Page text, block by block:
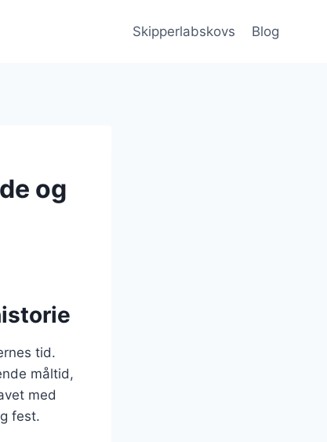
Skipperlabskovs Blog
og
tid.
måltid,
med
fest.